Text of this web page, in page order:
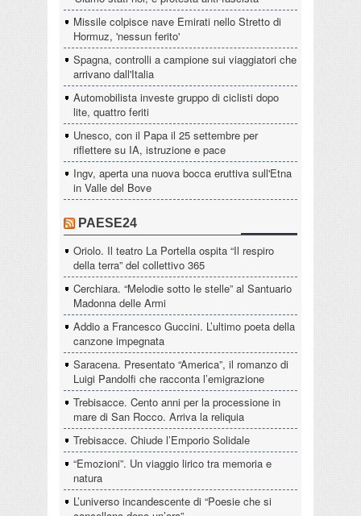
Missile colpisce nave Emirati nello Stretto di
Hormuz, 'nessun ferito'
Spagna, controlli a campione sui viaggiatori che
arrivano dall'Italia
Automobilista investe gruppo di ciclisti dopo
lite, quattro feriti
Unesco, con il Papa il 25 settembre per
riflettere su IA, istruzione e pace
Ingv, aperta una nuova bocca eruttiva sull'Etna
in Valle del Bove
PAESE24
Oriolo. Il teatro La Portella ospita “Il respiro
della terra” del collettivo 365
Cerchiara. “Melodie sotto le stelle” al Santuario
Madonna delle Armi
Addio a Francesco Guccini. L’ultimo poeta della
canzone impegnata
Saracena. Presentato “America”, il romanzo di
Luigi Pandolfi che racconta l’emigrazione
Trebisacce. Cento anni per la processione in
mare di San Rocco. Arriva la reliquia
Trebisacce. Chiude l’Emporio Solidale
“Emozioni”. Un viaggio lirico tra memoria e
natura
L’universo incandescente di “Poesie che si